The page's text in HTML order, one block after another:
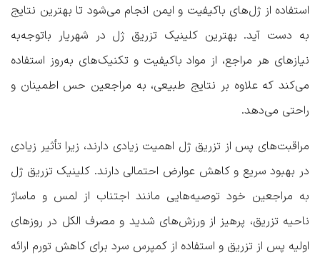
استفاده از ژل‌های باکیفیت و ایمن انجام می‌شود تا بهترین نتایج
به دست آید. بهترین کلینیک تزریق ژل در شهریار باتوجه‌به
نیازهای هر مراجع، از مواد باکیفیت و تکنیک‌های به‌روز استفاده
می‌کند که علاوه بر نتایج طبیعی، به مراجعین حس اطمینان و
راحتی می‌دهد.
مراقبت‌های پس از تزریق ژل اهمیت زیادی دارند، زیرا تأثیر زیادی
در بهبود سریع و کاهش عوارض احتمالی دارند. کلینیک تزریق ژل
به مراجعین خود توصیه‌هایی مانند اجتناب از لمس و ماساژ
ناحیه تزریق، پرهیز از ورزش‌های شدید و مصرف الکل در روزهای
اولیه پس از تزریق و استفاده از کمپرس سرد برای کاهش تورم ارائه